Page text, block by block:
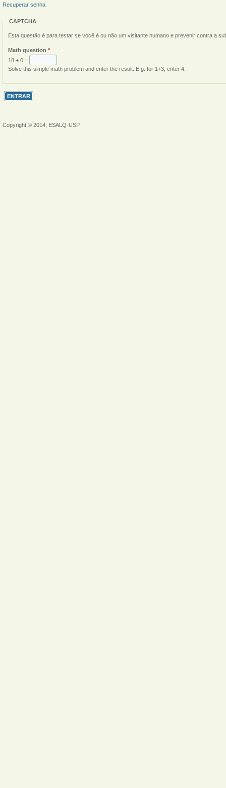
Recuperar senha
CAPTCHA
Esta questão é para testar se você é ou não um visitante humano e prevenir contra a
Math question *
18 + 0 =
Solve this simple math problem and enter the result. E.g. for 1+3, enter 4.
Copyright © 2014, ESALQ-USP